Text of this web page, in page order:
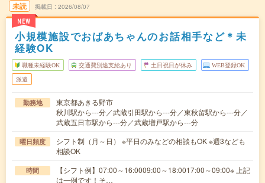
未読
NEW
掲載日 2026/08/07
小規模施設でおばあちゃんのお話相手など＊未
経験OK
職種未経験OK 交通費別途支給あり 土日祝日が休み WEB登録OK
派遣
勤務地
東京都あきる野市
秋川駅から---分／武蔵引田駅から---分／東秋留駅から---分／
武蔵五日市駅から---分／武蔵増戸駅から---分
曜日頻度
シフト制（月～日） ※平日のみなどの相談もOK ※週3なども
相談OK
時間
【シフト例】07:00～16:0009:00～18:0017:00～09:00※ 上記
は一例です！そ…